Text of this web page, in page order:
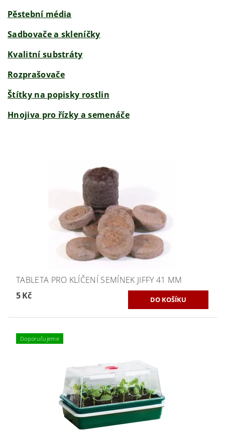
Pěstební média
Sadbovače a skleníčky
Kvalitní substráty
Rozprašovače
Štítky na popisky rostlin
Hnojiva pro řízky a semenáče
TABLETA PRO KLÍČENÍ SEMÍNEK JIFFY 41 MM
5 Kč
Doporučujeme